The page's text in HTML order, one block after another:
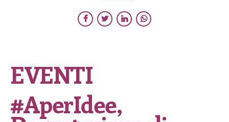
EVENTI
#AperIdee,